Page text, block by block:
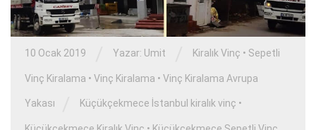
10 Ocak 2019 Yazar: Umit Kiralık Vinç • Sepetli
Vinç Kiralama • Vinç Kiralama • Vinç Kiralama Avrupa
Yakası Küçükçekmece İstanbul kiralık vinç •